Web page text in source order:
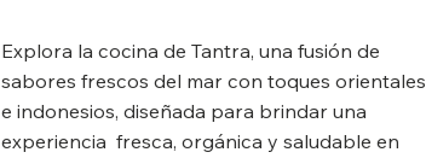
Explora la cocina de Tantra, una fusión de
sabores frescos del mar con toques orientales
e indonesios, diseñada para brindar una
experiencia fresca, orgánica y saludable en